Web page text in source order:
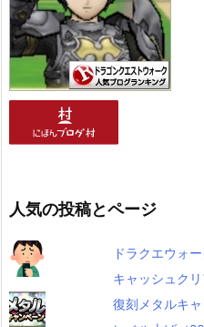
人気の投稿とページ
ドラクエウォ
キャッシュク
復刻メタルキ